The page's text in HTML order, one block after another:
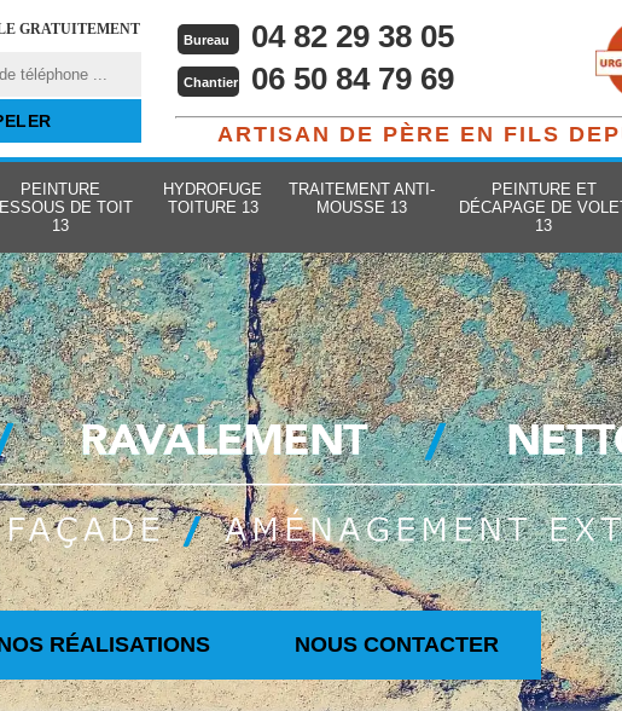
GRATUITEMENT
Bureau 04 82 29 38 05
Chantier 06 50 84 79 69
ARTISAN DE PÈRE EN FILS
PEINTURE
DE TOIT
13
HYDROFUGE
TOITURE 13
TRAITEMENT ANTI-
MOUSSE 13
PEINTURE ET
DÉCAPAGE DE
13
RÉALISATIONS NOUS CONTACTER